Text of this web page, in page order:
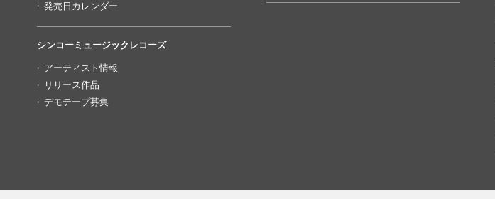
発売日カレンダー
シンコーミュージックレコーズ
アーティスト情報
リリース作品
デモテープ募集